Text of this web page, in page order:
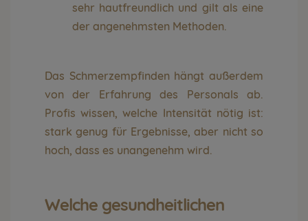
sehr hautfreundlich und gilt als eine
der angenehmsten Methoden.
Das Schmerzempfinden hängt außerdem
von der Erfahrung des Personals ab.
Profis wissen, welche Intensität nötig ist:
stark genug für Ergebnisse, aber nicht so
hoch, dass es unangenehm wird.
Welche gesundheitlichen